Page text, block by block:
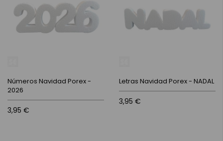
Números Navidad Porex -
2026
3,95 €
Letras Navidad Porex - NADAL
3,95 €